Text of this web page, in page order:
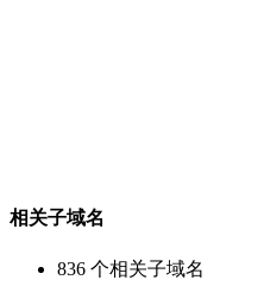
相关子域名
836 个相关子域名